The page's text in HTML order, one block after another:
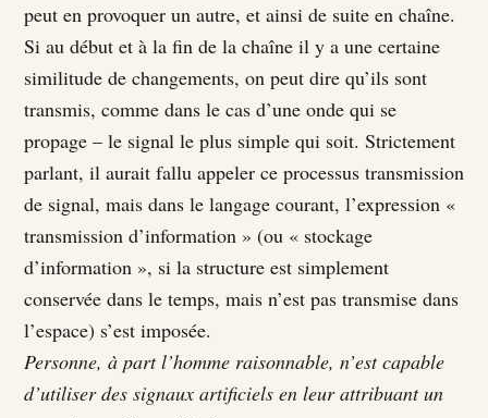
peut en provoquer un autre, et ainsi de suite en chaîne.
Si au début et à la fin de la chaîne il y a une certaine
similitude de changements, on peut dire qu’ils sont
transmis, comme dans le cas d’une onde qui se
propage – le signal le plus simple qui soit. Strictement
parlant, il aurait fallu appeler ce processus transmission
de signal, mais dans le langage courant, l’expression «
transmission d’information » (ou « stockage
d’information », si la structure est simplement
conservée dans le temps, mais n’est pas transmise dans
l’espace) s’est imposée.
Personne, à part l’homme raisonnable, n’est capable
d’utiliser des signaux artificiels en leur attribuant un